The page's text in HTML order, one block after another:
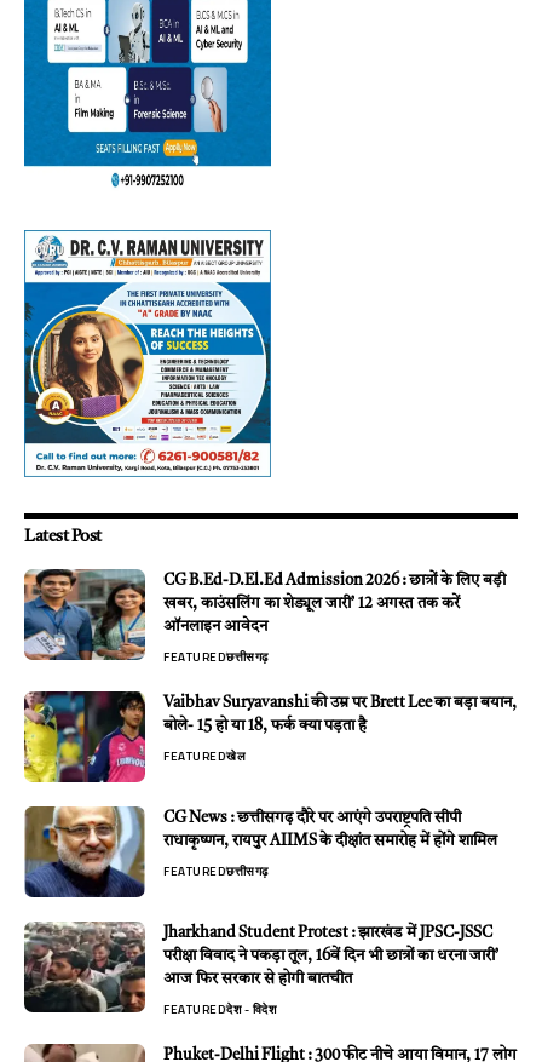
Latest Post
CG B.Ed-D.El.Ed Admission 2026 : छात्रों के लिए बड़ी
खबर, काउंसलिंग का शेड्यूल जारी’ 12 अगस्त तक करें
ऑनलाइन आवेदन
FEATUREDछत्तीसगढ़
Vaibhav Suryavanshi की उम्र पर Brett Lee का बड़ा बयान,
बोले- 15 हो या 18, फर्क क्या पड़ता है
FEATUREDखेल
CG News : छत्तीसगढ़ दौरे पर आएंगे उपराष्ट्रपति सीपी
राधाकृष्णन, रायपुर AIIMS के दीक्षांत समारोह में होंगे शामिल
FEATUREDछत्तीसगढ़
Jharkhand Student Protest : झारखंड में JPSC-JSSC
परीक्षा विवाद ने पकड़ा तूल, 16वें दिन भी छात्रों का धरना जारी’
आज फिर सरकार से होगी बातचीत
FEATUREDदेश - विदेश
Phuket-Delhi Flight : 300 फीट नीचे आया विमान, 17 लोग